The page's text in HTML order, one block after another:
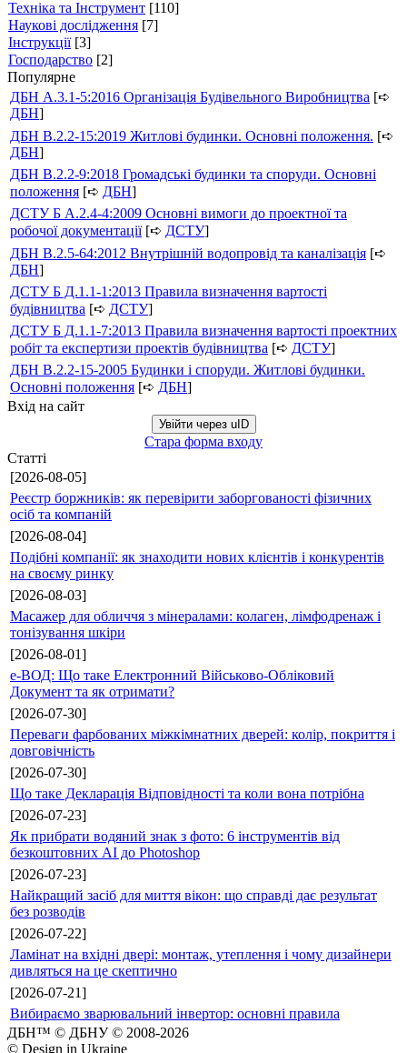
Техніка та Інструмент [110]
Наукові дослідження [7]
Інструкції [3]
Господарство [2]
Популярне
ДБН А.3.1-5:2016 Організація Будівельного Виробництва [➪
ДБН]
ДБН В.2.2-15:2019 Житлові будинки. Основні положення. [➪
ДБН]
ДБН В.2.2-9:2018 Громадські будинки та споруди. Основні
положення [➪ ДБН]
ДСТУ Б А.2.4-4:2009 Основні вимоги до проектної та
робочої документації[➪ ДСТУ]
ДБН В.2.5-64:2012 Внутрішній водопровід та каналізація [➪
ДБН]
ДСТУ Б Д.1.1-1:2013 Правила визначення вартості
будівництва [➪ ДСТУ]
ДСТУ Б Д.1.1-7:2013 Правила визначення вартості проектних
робіт та експертизи проектів будівництва [➪ ДСТУ]
ДБН В.2.2-15-2005 Будинки і споруди. Житлові будинки.
Основні положення [➪ ДБН]
Вхід на сайт
Увійти через uID
Стара форма входу
Статті
[2026-08-05]
Реєстр боржників: як перевірити заборгованості фізичних
осіб та компаній
[2026-08-04]
Подібні компанії: як знаходити нових клієнтів і конкурентів
на своєму ринку
[2026-08-03]
Масажер для обличчя з мінералами: колаген, лімфодренаж і
тонізування шкіри
[2026-08-01]
е-ВОД: Що таке Електронний Військово-Обліковий
Документ та як отримати?
[2026-07-30]
Переваги фарбованих міжкімнатних дверей: колір, покриття і
довговічність
[2026-07-30]
Що таке Декларація Відповідності та коли вона потрібна
[2026-07-23]
Як прибрати водяний знак з фото: 6 інструментів від
безкоштовних AI до Photoshop
[2026-07-23]
Найкращий засіб для миття вікон: що справді дає результат
без розводів
[2026-07-22]
Ламінат на вхідні двері: монтаж, утеплення і чому дизайнери
дивляться на це скептично
[2026-07-21]
Вибираємо зварювальний інвертор: основні правила
ДБН™ © ДБНУ © 2008-2026
© Design in Ukraine